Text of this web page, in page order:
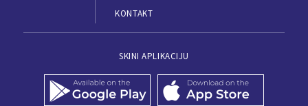
KONTAKT
SKINI APLIKACIJU